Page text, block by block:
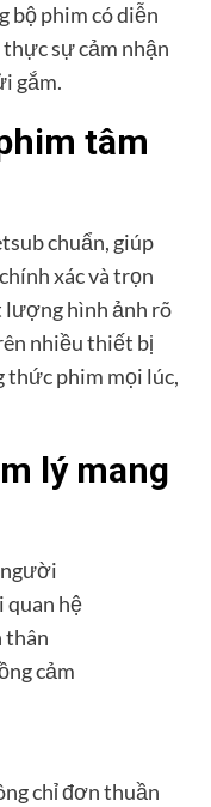
bộ phim có diễn
sự cảm nhận
gắm.
tâm
chuẩn, giúp
xác và trọn
lượng hình ảnh rõ
nhiều thiết bị
thức phim mọi lúc,
lý mang
người
quan hệ
thân
cảm
chỉ đơn thuần